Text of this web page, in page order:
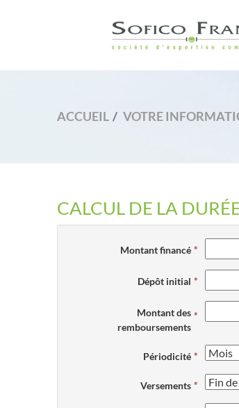
ACCUEIL VOTRE
CALCUL DE LA
Montant financé
Dépôt initial
Montant des
remboursements
Périodicité
Versements